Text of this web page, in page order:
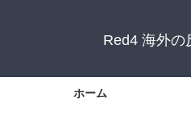
Red4 海外の
ホーム